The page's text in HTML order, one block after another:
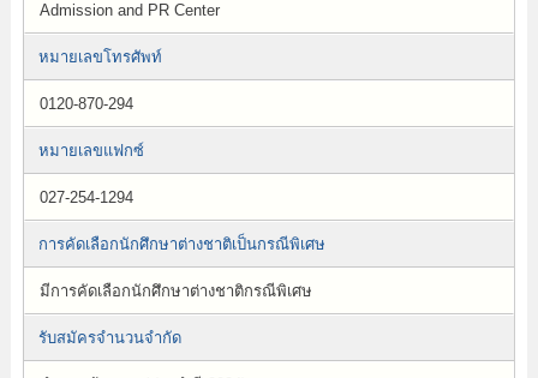
Admission and PR Center
หมายเลขโทรศัพท์
0120-870-294
หมายเลขแฟกซ์
027-254-1294
การคัดเลือกนักศึกษาต่างชาติเป็นกรณีพิเศษ
มีการคัดเลือกนักศึกษาต่างชาติกรณีพิเศษ
รับสมัครจำนวนจำกัด